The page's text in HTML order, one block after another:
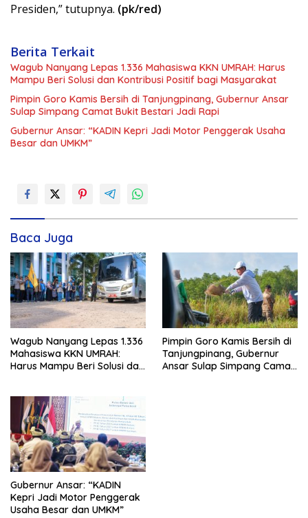
Presiden,” tutupnya. (pk/red)
Berita Terkait
Wagub Nanyang Lepas 1.336 Mahasiswa KKN UMRAH: Harus
Mampu Beri Solusi dan Kontribusi Positif bagi Masyarakat
Pimpin Goro Kamis Bersih di Tanjungpinang, Gubernur Ansar
Sulap Simpang Camat Bukit Bestari Jadi Rapi
Gubernur Ansar: “KADIN Kepri Jadi Motor Penggerak Usaha
Besar dan UMKM”
Baca Juga
Wagub Nanyang Lepas 1.336
Mahasiswa KKN UMRAH:
Harus Mampu Beri Solusi dan
Pimpin Goro Kamis Bersih di
Tanjungpinang, Gubernur
Ansar Sulap Simpang Camat
Gubernur Ansar: “KADIN
Kepri Jadi Motor Penggerak
Usaha Besar dan UMKM”